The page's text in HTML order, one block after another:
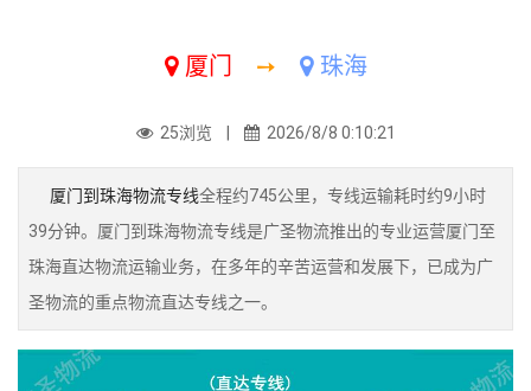
厦门 ➙ 珠海
25浏览 | 2026/8/8 0:10:21
厦门到珠海物流专线全程约745公里，专线运输耗时约9小时
39分钟。厦门到珠海物流专线是广圣物流推出的专业运营厦门至
珠海直达物流运输业务，在多年的辛苦运营和发展下，已成为广
圣物流的重点物流直达专线之一。